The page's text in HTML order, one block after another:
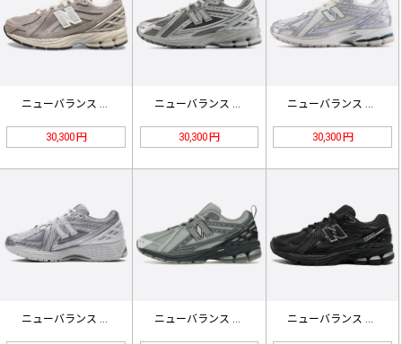
30,300 円 30,300 円 30,300 円
ニューバランス 1906R 'シルバ… ニューバランス 1906R「ブライト… ニューバランス 1906R「ブラック…